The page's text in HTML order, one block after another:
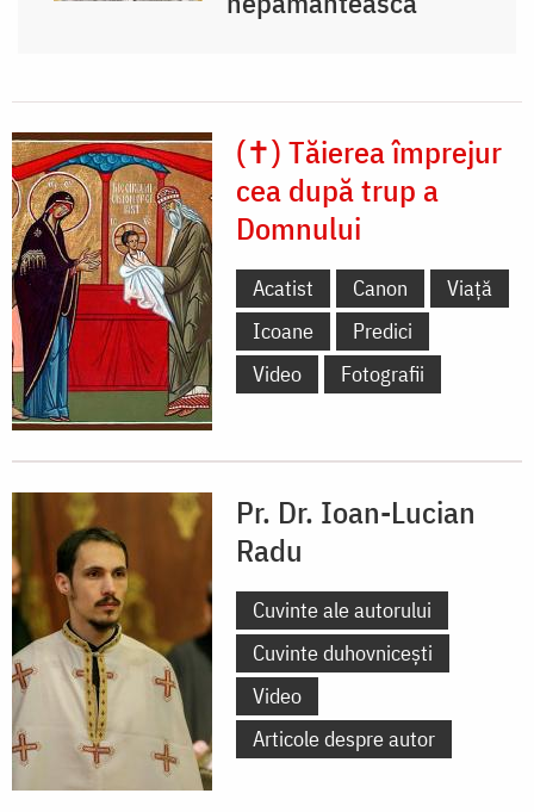
(✝) Tăierea împrejur
cea după trup a
Domnului
Acatist Canon
Viață
Icoane
Predici
Video
Fotografii
Pr. Dr. Ioan-Lucian
Radu
Cuvinte ale autorului
Cuvinte duhovnicești
Video
Articole despre autor